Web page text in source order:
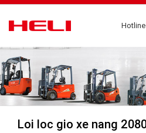
Loi loc gio xe nang